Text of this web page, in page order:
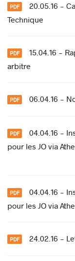
20.05.16 -
Technique
15.04.16 -
arbitre
06.04.16 -
04.04.16 -
pour les JO via
04.04.16 -
pour les JO via
24.02.16 -